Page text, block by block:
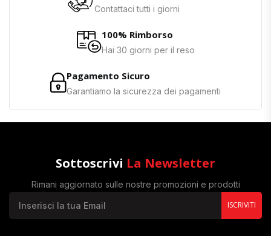
Contattaci tutti i giorni
100% Rimborso
Hai 30 giorni per il reso
Pagamento Sicuro
Garantiamo la sicurezza dei pagamenti
Sottoscrivi La Newsletter
Rimani aggiornato sulle nostre promozioni e prodotti
ISCRIVITI